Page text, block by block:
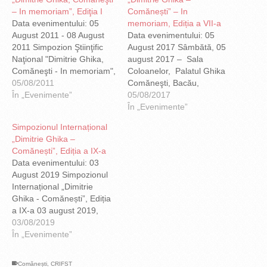
– In memoriam”, Ediţia I
Data evenimentului: 05
August 2011 - 08 August
2011 Simpozion Ştiinţific
Naţional "Dimitrie Ghika,
Comăneşti - In memoriam",
Ediţia I Comăneşti 5-7
august 2011, Bacău,
după-amiaza sosirea
invitaţilor. Sâmbătă, 6
august 2011 Simpozion
Ştiinţific Naţional "Dimitrie
Ghika, Comăneşti - In
memoriam", Ediţia I, 2011
Palatul Ghika…
05/08/2011
În „Evenimente”
Comănești” – In
memoriam, Ediția a VII-a
Data evenimentului: 05
August 2017 Sâmbătă, 05
august 2017 – Sala
Coloanelor, Palatul Ghika
Comăneşti, Bacău,
România Tema: Evoluţia
ştiinţei şi tehnicii în secolul
05/08/2017
În „Evenimente”
Simpozionul Internațional
„Dimitrie Ghika –
Comănești”, Ediția a IX-a
Data evenimentului: 03
August 2019 Simpozionul
Internațional „Dimitrie
Ghika - Comănești”, Ediția
a IX-a 03 august 2019,
Comăneşti, Bacău,
România Program
03/08/2019
În „Evenimente”
Comănești CRIFST